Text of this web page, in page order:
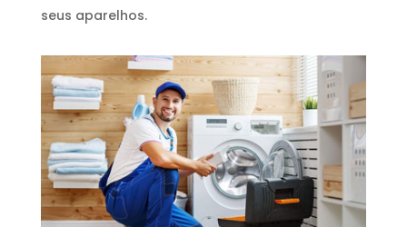
seus aparelhos.